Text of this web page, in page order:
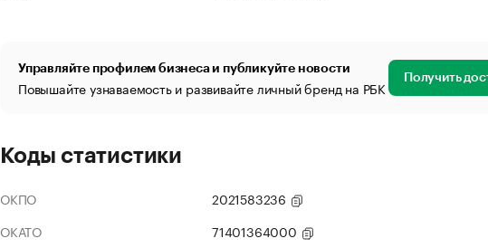
Управляйте профилем бизнеса и публикуйте новости
Повышайте узнаваемость и развивайте личный бренд на РБК Получить
Коды статистики
ОКПО
2021583236
ОКАТО
71401364000